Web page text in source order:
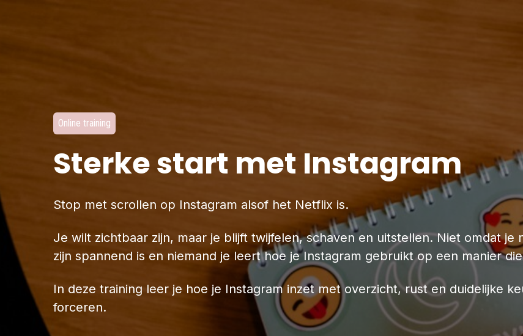
Online training
Sterke start met Instagram
Stop met scrollen op Instagram alsof het Netflix is.
Je wilt zichtbaar zijn, maar je blijft twijfelen, schaven en uitstellen. Niet omdat
zijn spannend is en niemand je leert hoe je Instagram gebruikt op een manier
In deze training leer je hoe je Instagram inzet met overzicht, rust en duidelijke
forceren.